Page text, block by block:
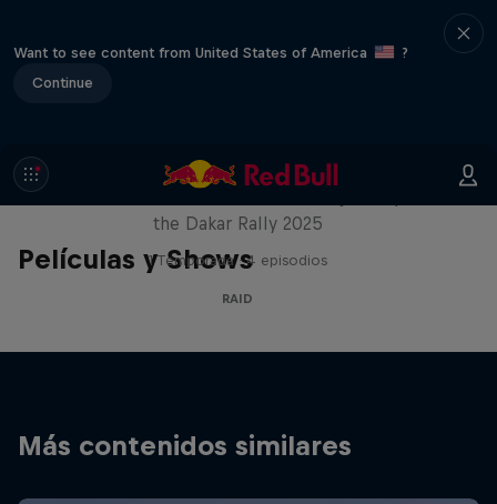
Want to see content from United States of America
?
Continue
Películas y Shows
Journey to Dakar
the Dakar Rally 2025
1 Temporada · 4 episodios
RAID
Más contenidos similares